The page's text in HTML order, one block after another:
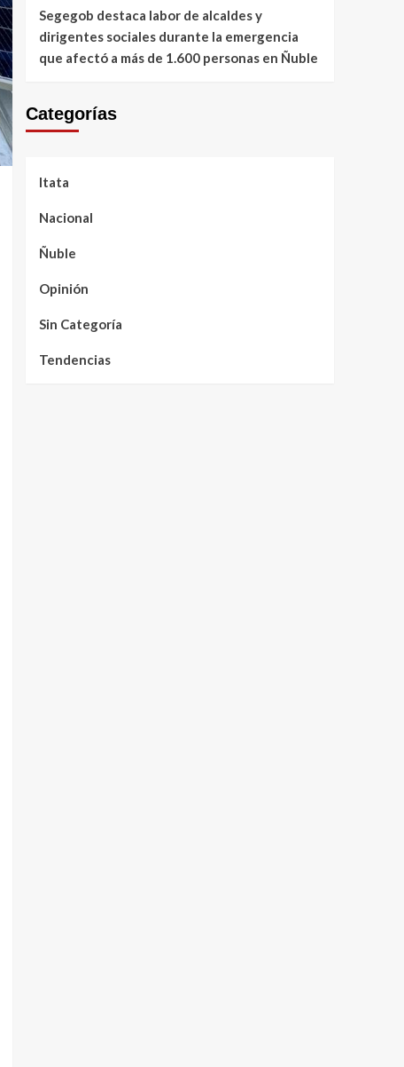
Segegob destaca labor de alcaldes y
dirigentes sociales durante la emergencia
que afectó a más de 1.600 personas en Ñuble
Categorías
Itata
Nacional
Ñuble
Opinión
Sin Categoría
Tendencias